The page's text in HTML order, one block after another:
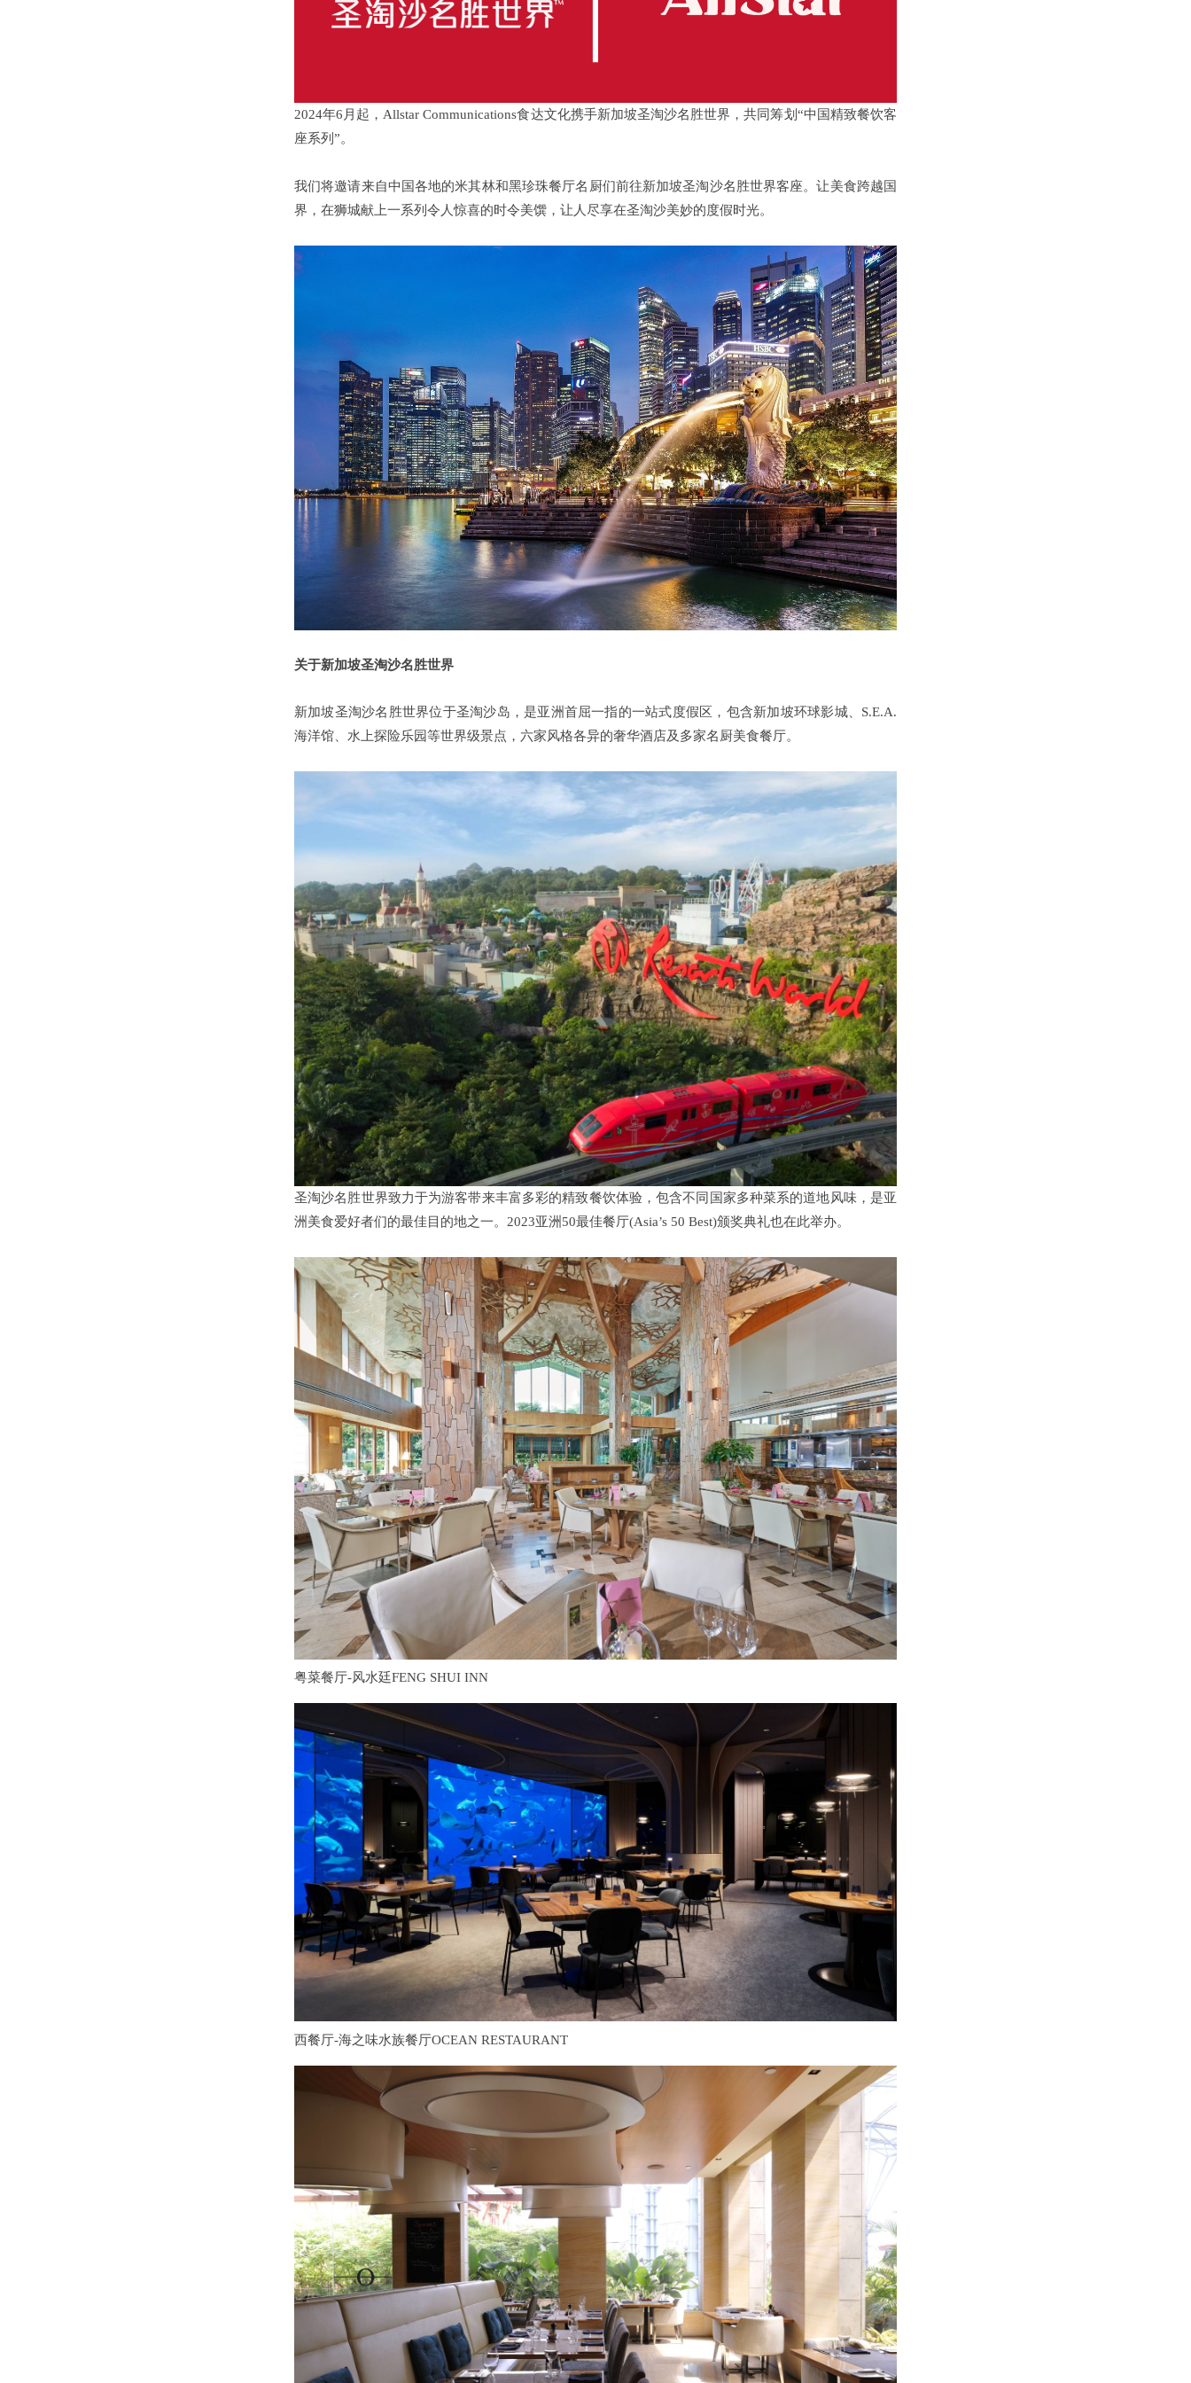
2024年6月起，Allstar Communications食达文化携手新加坡圣淘沙名胜世界，共同筹划“中国精致餐饮客
座系列”。
我们将邀请来自中国各地的米其林和黑珍珠餐厅名厨们前往新加坡圣淘沙名胜世界客座。让美食跨越国
界，在狮城献上一系列令人惊喜的时令美馔，让人尽享在圣淘沙美妙的度假时光。
关于新加坡圣淘沙名胜世界
新加坡圣淘沙名胜世界位于圣淘沙岛，是亚洲首屈一指的一站式度假区，包含新加坡环球影城、S.E.A.
海洋馆、水上探险乐园等世界级景点，六家风格各异的奢华酒店及多家名厨美食餐厅。
圣淘沙名胜世界致力于为游客带来丰富多彩的精致餐饮体验，包含不同国家多种菜系的道地风味，是亚
洲美食爱好者们的最佳目的地之一。2023亚洲50最佳餐厅(Asia’s 50 Best)颁奖典礼也在此举办。
粤菜餐厅-风水廷FENG SHUI INN
西餐厅-海之味水族餐厅OCEAN RESTAURANT